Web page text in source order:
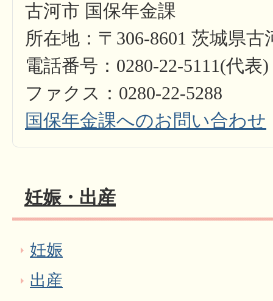
古河市 国保年金課
所在地：〒306-8601 茨城県
電話番号：0280-22-5111(代表)
ファクス：0280-22-5288
国保年金課へのお問い合わせ
妊娠・出産
妊娠
出産